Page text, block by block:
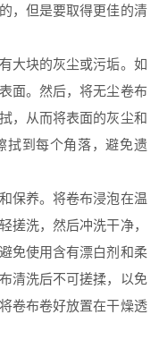
，但是要取得更佳的清
大块的灰尘或污垢。如
面。然后，将无尘卷布
，从而将表面的灰尘和
拭到每个角落，避免遗
保养。将卷布浸泡在温
搓洗，然后冲洗干净，
免使用含有漂白剂和柔
清洗后不可搓揉，以免
卷布卷好放置在干燥透